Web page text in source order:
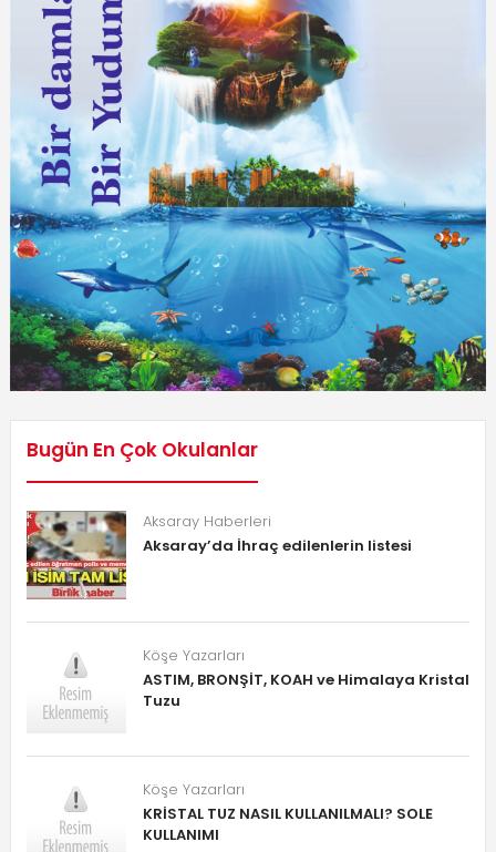
Bugün En Çok Okulanlar
Aksaray Haberleri
Aksaray’da İhraç edilenlerin listesi
Köşe Yazarları
ASTIM, BRONŞİT, KOAH ve Himalaya Kristal
Tuzu
Köşe Yazarları
KRİSTAL TUZ NASIL KULLANILMALI? SOLE
KULLANIMI